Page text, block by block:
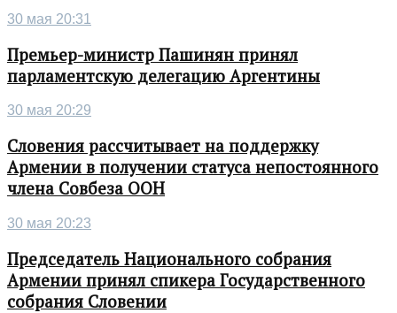
30 мая 20:31
Премьер-министр Пашинян принял
парламентскую делегацию Аргентины
30 мая 20:29
Словения рассчитывает на поддержку
Армении в получении статуса непостоянного
члена Совбеза ООН
30 мая 20:23
Председатель Национального собрания
Армении принял спикера Государственного
собрания Словении